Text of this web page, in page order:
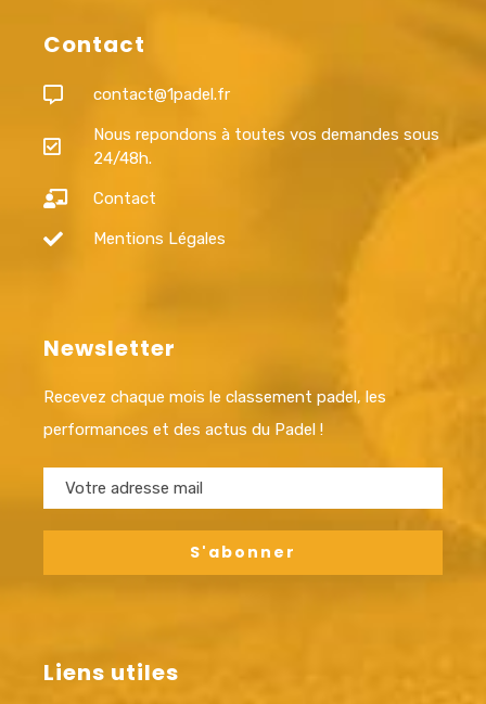
Contact
contact@1padel.fr
Nous repondons à toutes vos demandes sous
24/48h.
Contact
Mentions Légales
Newsletter
Recevez chaque mois le classement padel, les
performances et des actus du Padel !
Liens utiles